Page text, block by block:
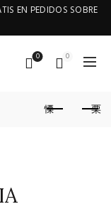
EN PEDIDOS SOBRE
0 0